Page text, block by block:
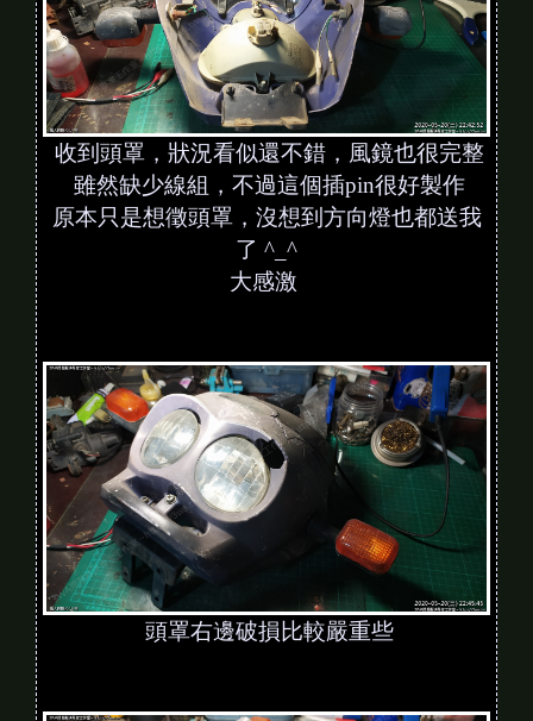
收到頭罩，狀況看似還不錯，風鏡也很完整
雖然缺少線組，不過這個插pin很好製作
原本只是想徵頭罩，沒想到方向燈也都送我
了 ^_^
大感激
頭罩右邊破損比較嚴重些